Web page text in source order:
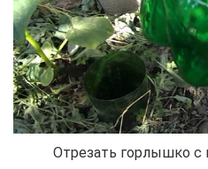
Отрезать горлышко